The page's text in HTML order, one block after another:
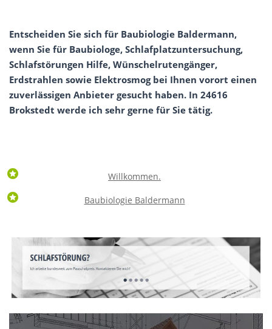
Entscheiden Sie sich für Baubiologie Baldermann,
wenn Sie für Baubiologe, Schlafplatzuntersuchung,
Schlafstörungen Hilfe, Wünschelrutengänger,
Erdstrahlen sowie Elektrosmog bei Ihnen vorort einen
zuverlässigen Anbieter gesucht haben. In 24616
Brokstedt werde ich sehr gerne für Sie tätig.
Willkommen.
Baubiologie Baldermann